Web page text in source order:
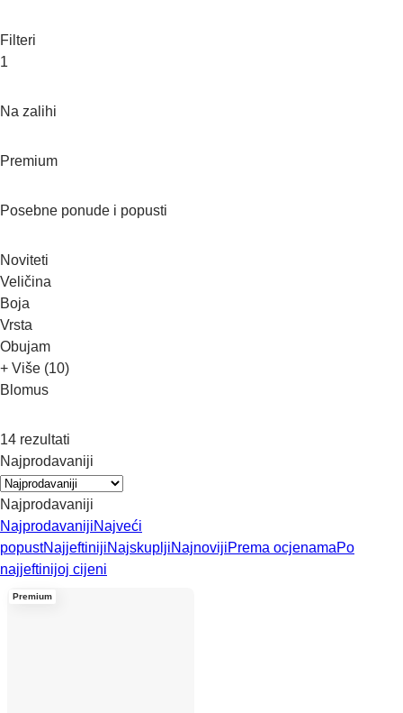
Filteri
1
Na zalihi
Premium
Posebne ponude i popusti
Noviteti
Veličina
Boja
Vrsta
Obujam
+ Više (10)
Blomus
14 rezultati
Najprodavaniji
Najprodavaniji
NajprodavanijiNajveći
popustNajjeftinijiNajskupljiNajnovijiPrema ocjenamaPo
najjeftinijoj cijeni
Premium